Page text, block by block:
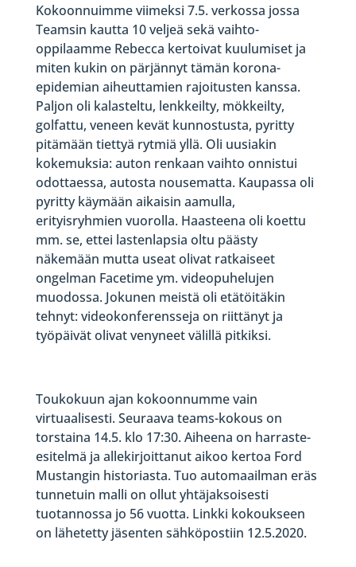
Kokoonnuimme viimeksi 7.5. verkossa jossa
Teamsin kautta 10 veljeä sekä vaihto-
oppilaamme Rebecca kertoivat kuulumiset ja
miten kukin on pärjännyt tämän korona-
epidemian aiheuttamien rajoitusten kanssa.
Paljon oli kalasteltu, lenkkeilty, mökkeilty,
golfattu, veneen kevät kunnostusta, pyritty
pitämään tiettyä rytmiä yllä. Oli uusiakin
kokemuksia: auton renkaan vaihto onnistui
odottaessa, autosta nousematta. Kaupassa oli
pyritty käymään aikaisin aamulla,
erityisryhmien vuorolla. Haasteena oli koettu
mm. se, ettei lastenlapsia oltu päästy
näkemään mutta useat olivat ratkaiseet
ongelman Facetime ym. videopuhelujen
muodossa. Jokunen meistä oli etätöitäkin
tehnyt: videokonferensseja on riittänyt ja
työpäivät olivat venyneet välillä pitkiksi.
Toukokuun ajan kokoonnumme vain
virtuaalisesti. Seuraava teams-kokous on
torstaina 14.5. klo 17:30. Aiheena on harraste-
esitelmä ja allekirjoittanut aikoo kertoa Ford
Mustangin historiasta. Tuo automaailman eräs
tunnetuin malli on ollut yhtäjaksoisesti
tuotannossa jo 56 vuotta. Linkki kokoukseen
on lähetetty jäsenten sähköpostiin 12.5.2020.